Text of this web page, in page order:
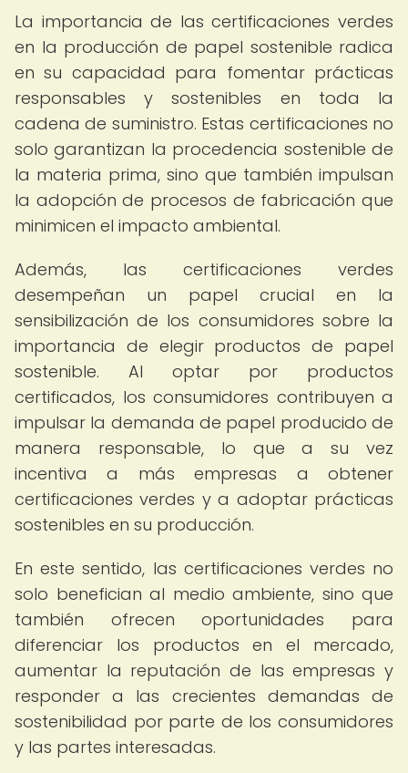
La importancia de las certificaciones verdes
en la producción de papel sostenible radica
en su capacidad para fomentar prácticas
responsables y sostenibles en toda la
cadena de suministro. Estas certificaciones no
solo garantizan la procedencia sostenible de
la materia prima, sino que también impulsan
la adopción de procesos de fabricación que
minimicen el impacto ambiental.
Además, las certificaciones verdes
desempeñan un papel crucial en la
sensibilización de los consumidores sobre la
importancia de elegir productos de papel
sostenible. Al optar por productos
certificados, los consumidores contribuyen a
impulsar la demanda de papel producido de
manera responsable, lo que a su vez
incentiva a más empresas a obtener
certificaciones verdes y a adoptar prácticas
sostenibles en su producción.
En este sentido, las certificaciones verdes no
solo benefician al medio ambiente, sino que
también ofrecen oportunidades para
diferenciar los productos en el mercado,
aumentar la reputación de las empresas y
responder a las crecientes demandas de
sostenibilidad por parte de los consumidores
y las partes interesadas.